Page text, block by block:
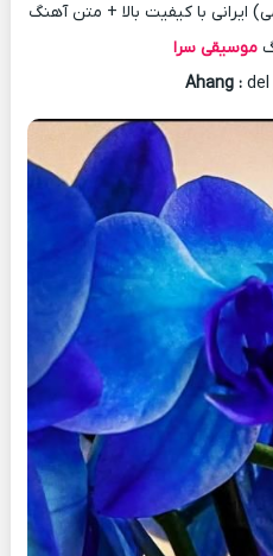
با کیفیت بالا + متن آهنگ
موسیقی سرا
Ahang :del